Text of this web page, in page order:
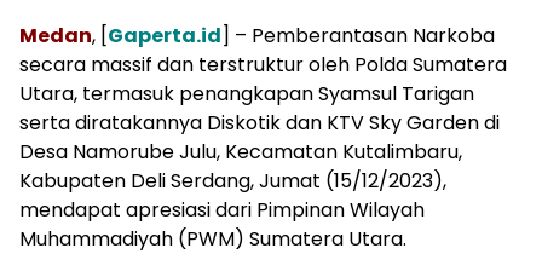
Medan, [Gaperta.id] – Pemberantasan Narkoba
secara massif dan terstruktur oleh Polda Sumatera
Utara, termasuk penangkapan Syamsul Tarigan
serta diratakannya Diskotik dan KTV Sky Garden di
Desa Namorube Julu, Kecamatan Kutalimbaru,
Kabupaten Deli Serdang, Jumat (15/12/2023),
mendapat apresiasi dari Pimpinan Wilayah
Muhammadiyah (PWM) Sumatera Utara.